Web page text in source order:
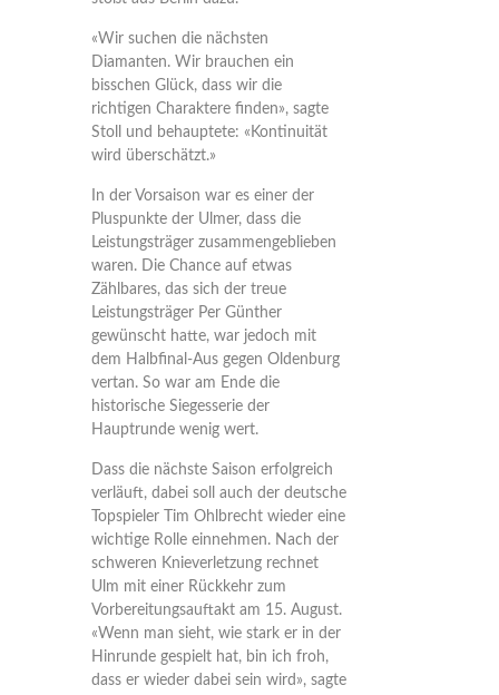
«Wir suchen die nächsten
Diamanten. Wir brauchen ein
bisschen Glück, dass wir die
richtigen Charaktere finden», sagte
Stoll und behauptete: «Kontinuität
wird überschätzt.»
In der Vorsaison war es einer der
Pluspunkte der Ulmer, dass die
Leistungsträger zusammengeblieben
waren. Die Chance auf etwas
Zählbares, das sich der treue
Leistungsträger Per Günther
gewünscht hatte, war jedoch mit
dem Halbfinal-Aus gegen Oldenburg
vertan. So war am Ende die
historische Siegesserie der
Hauptrunde wenig wert.
Dass die nächste Saison erfolgreich
verläuft, dabei soll auch der deutsche
Topspieler Tim Ohlbrecht wieder eine
wichtige Rolle einnehmen. Nach der
schweren Knieverletzung rechnet
Ulm mit einer Rückkehr zum
Vorbereitungsauftakt am 15. August.
«Wenn man sieht, wie stark er in der
Hinrunde gespielt hat, bin ich froh,
dass er wieder dabei sein wird», sagte